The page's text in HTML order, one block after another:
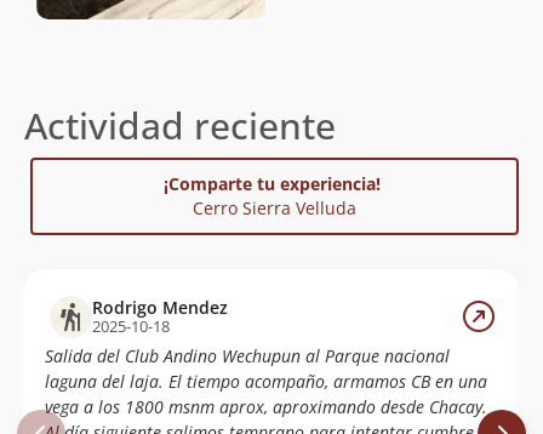
Actividad reciente
¡Comparte tu experiencia!
Cerro Sierra Velluda
Rodrigo Mendez
2025-10-18
Salida del Club Andino Wechupun al Parque nacional
laguna del laja. El tiempo acompaño, armamos CB en una
vega a los 1800 msnm aprox, aproximando desde Chacay.